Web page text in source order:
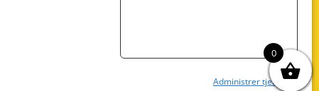
Administrer tjenester
0